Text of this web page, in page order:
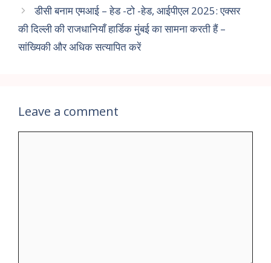
डीसी बनाम एमआई – हेड -टो -हेड, आईपीएल 2025: एक्सर
की दिल्ली की राजधानियाँ हार्डिक मुंबई का सामना करती हैं –
सांख्यिकी और अधिक सत्यापित करें
Leave a comment